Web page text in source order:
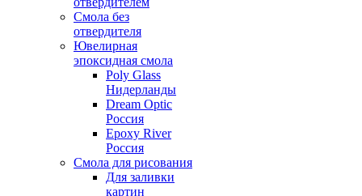
Смола без
отвердителя
Ювелирная
эпоксидная смола
Poly Glass
Нидерланды
Dream Optic
Россия
Epoxy River
Россия
Смола для рисования
Для заливки
картин